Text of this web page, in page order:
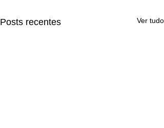
Posts recentes Ver tudo